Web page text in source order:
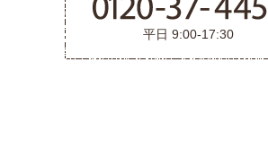
平日 9:00-17:30